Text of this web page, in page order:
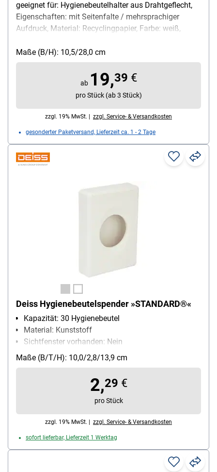
geeignet für: Hygienebeutelhalter aus Drahtgeflecht,
Eigenschaften: mit Seitenfalte / mehrsprachiger
Aufdruck, Material: Recyclingpapier, Farbe: weiß,
Hygienebeutel
Maße (B/H): 10,5/28,0 cm
ab 19,39 €
pro Stück (ab 3 Stück)
zzgl. 19% MwSt. | zzgl. Service- & Versandkosten
gesonderter Paketversand, Lieferzeit ca. 1 - 2 Tage
Deiss Hygienebeutelspender »STANDARD®«
Kapazität: 30 Hygienebeutel
Material: Kunststoff
Sichtfenster vorhanden: Nein
abschließbar: Nein
Maße (B/T/H): 10,0/2,8/13,9 cm
2,29 €
pro Stück
zzgl. 19% MwSt. | zzgl. Service- & Versandkosten
sofort lieferbar, Lieferzeit 1 Werktag